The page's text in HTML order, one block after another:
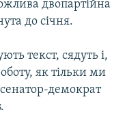
двопартійна
до січня.
текст, сядуть і,
як тільки ми
демократ